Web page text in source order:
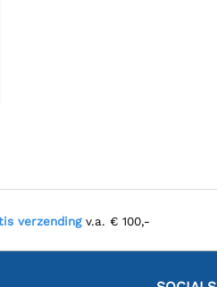
verzendingv.a. € 100,-